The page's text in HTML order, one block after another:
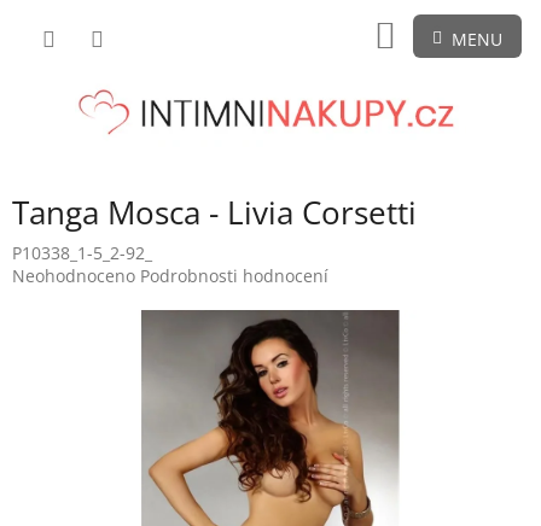
NÁKUPNÍ
KOŠÍK
Tanga Mosca - Livia Corsetti
P10338_1-5_2-92_
Průměrné
Neohodnoceno Podrobnosti hodnocení